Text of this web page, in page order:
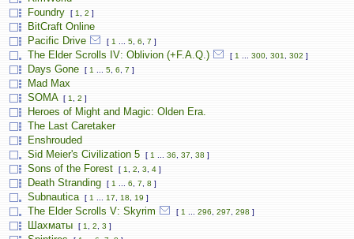
Foundry
[ 1 2 ]
BitCraft Online
Pacific Drive
[ 1 5 6 7 ]
The Elder Scrolls IV: Oblivion (+F.A.Q.) [ 1 300 301 302 ]
Days Gone [ 1 5 6 7 ]
Mad Max
SOMA
[ 1 2 ]
Heroes of Might and Magic: Olden Era.
The Last Caretaker
Enshrouded
Sid Meier's Civilization 5
[ 1 36 37 38 ]
Sons of the Forest [ 1 2 3 4 ]
Death Stranding [ 1 6 7 8 ]
Subnautica [ 1 17 18 19 ]
The Elder Scrolls V: Skyrim [ 1 296 297 298 ]
Шахматы [ 1 2 3 ]